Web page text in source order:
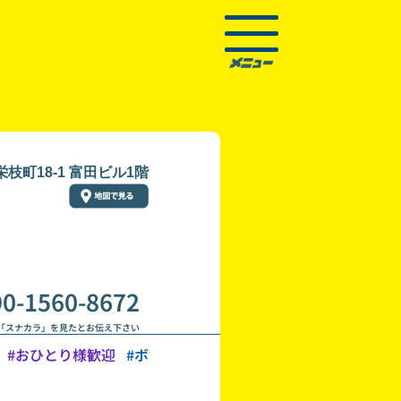
枝町18-1 富田ビル1階
1560-8672
スナカラ」を見たとお伝え下さい
#おひとり様歓迎 #ボ